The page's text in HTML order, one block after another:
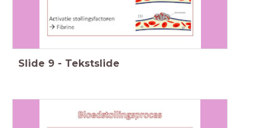
Slide 9 - Tekstslide